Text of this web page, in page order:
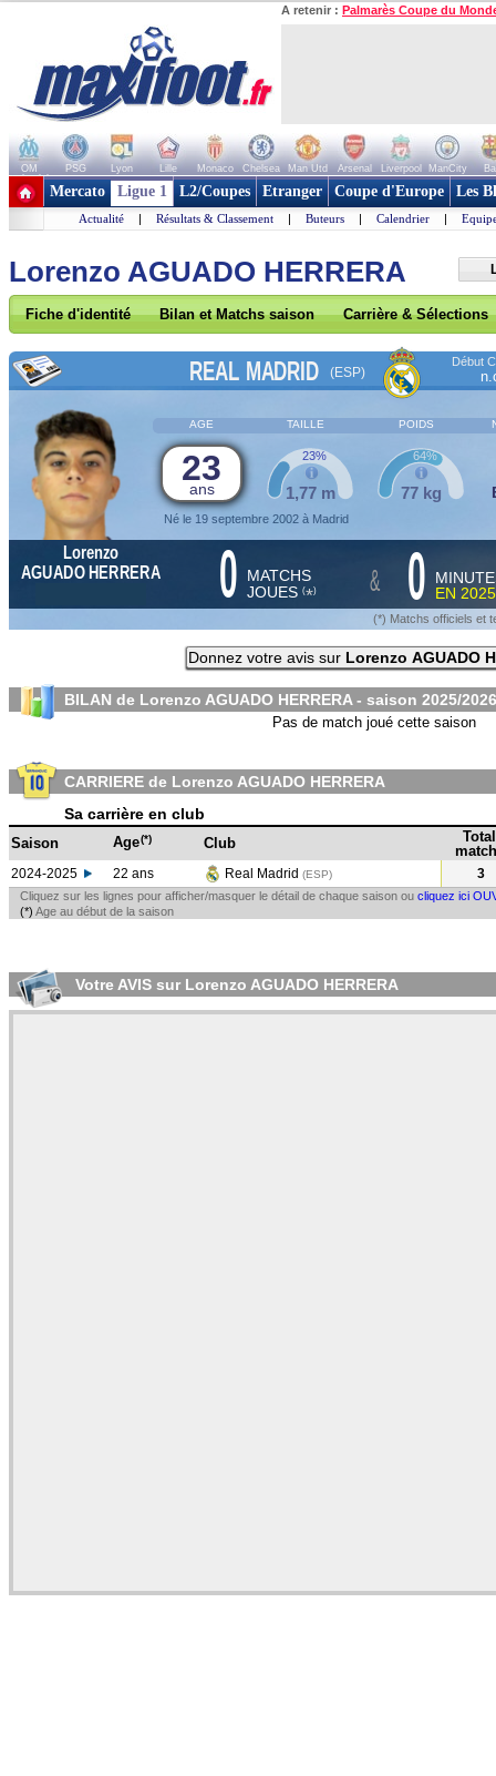
A retenir : Palmarès Coupe du
OM PSG Lyon Lille Monaco Chelsea Man Utd Arsenal Liverpool ManCity
+ de clubs
Mercato Ligue 1 L2/Coupes Etranger Coupe d'Europe Les
Actualité | Résultats & Classement | Buteurs | Calendrier |
Lorenzo AGUADO HERRERA
Fiche d'identité Bilan et Matchs saison Carrière & Sélections
REAL MADRID (ESP)
Début
AGE TAILLE POIDS
23
ans
Né le 19 septembre 2002 à Madrid
1,77 m
23%
77 kg
64%
Lorenzo
AGUADO HERRERA
0 MATCHS
JOUES (*) & 0
EN
(*) Matchs officiels et
Donnez votre avis sur Lorenzo AGUADO
BILAN de Lorenzo AGUADO HERRERA - saison 2025/2026
Pas de match joué cette saison
CARRIERE de Lorenzo AGUADO HERRERA
Sa carrière en club
Saison Age(*) Club
Total
2024-2025 22 ans Real Madrid (ESP) 3
Cliquez sur les lignes pour afficher/masquer le détail de chaque saison ou cliquez ici
(*) Age au début de la saison
Votre AVIS sur Lorenzo AGUADO HERRERA